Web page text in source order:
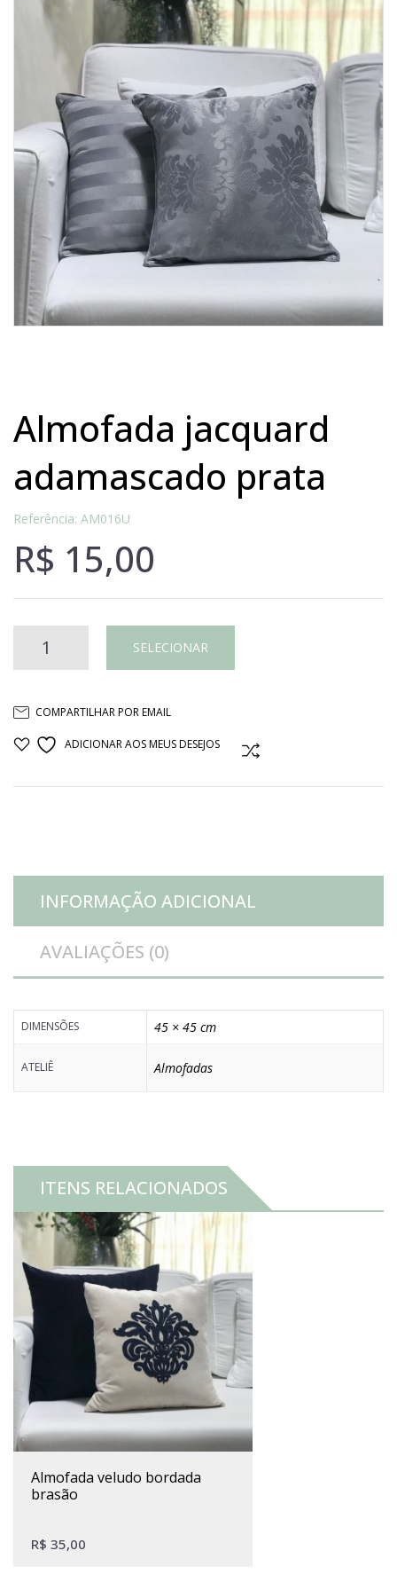
Cadastrar Conta
almofada jacquard
adamascado prata
Referência: AM016U
R$ 15,00
Almofada
adamascado
SELECIONAR
COMPARTILHAR POR EMAIL
ADICIONAR AOS MEUS DESEJOS
INFORMAÇÃO ADICIONAL
AVALIAÇÕES (0)
DIMENSÕES 45 × 45 cm
ATELIÊ Almofadas
ITENS RELACIONADOS
almofada veludo bordada
brasão
R$ 35,00